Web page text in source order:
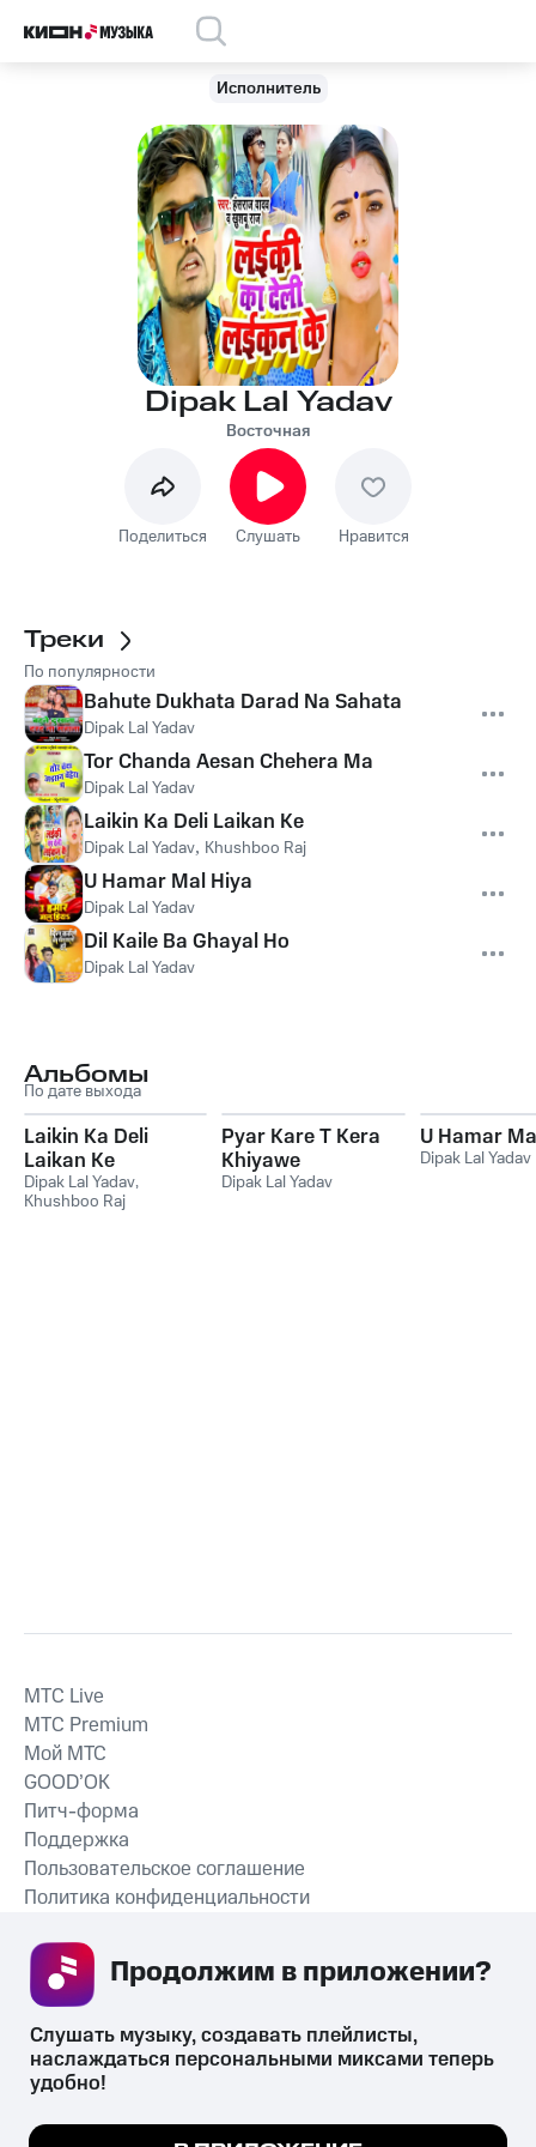
Исполнитель
Dipak Lal Yadav
Восточная
Поделиться Слушать Нравится
Треки
По популярности
Bahute Dukhata Darad Na Sahata
Dipak Lal Yadav
Tor Chanda Aesan Chehera Ma
Dipak Lal Yadav
Laikin Ka Deli Laikan Ke
Dipak Lal Yadav, Khushboo Raj
U Hamar Mal Hiya
Dipak Lal Yadav
Dil Kaile Ba Ghayal Ho
Dipak Lal Yadav
Альбомы
По дате выхода
Laikin Ka Deli
Laikan Ke
Dipak Lal Yadav,
Khushboo Raj
Pyar Kare T Kera
Khiyawe
Dipak Lal Yadav
U Hamar
Dipak Lal Yadav
СКАЧАТЬ ПРИЛОЖЕНИЕ
MTС Live
MTС Premium
Мой МТС
GOOD’OK
Питч-форма
Поддержка
Пользовательское соглашение
Политика конфиденциальности
психотропных веществ, их аналогов причиняет вред здоровью,
Мы используем куки, чтобы на сайте все
Слушать музыку, создавать плейлисты,
наслаждаться персональными миксами теперь
удобно!